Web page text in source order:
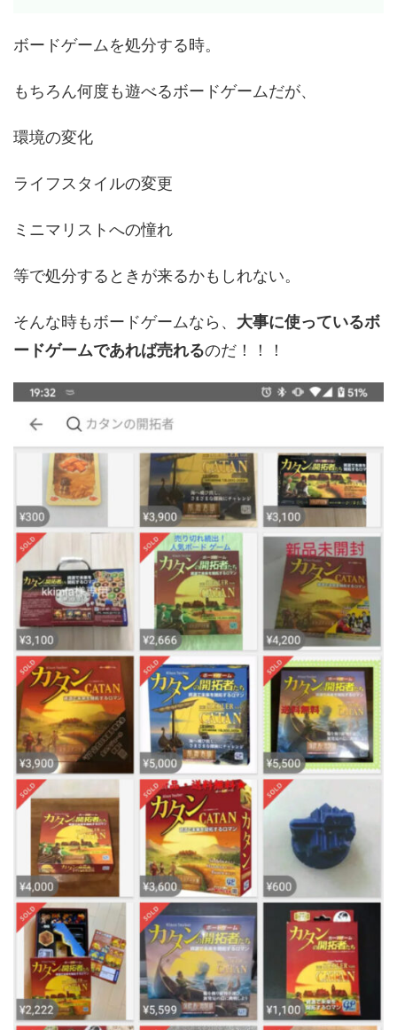
ボードゲームを処分する時。
もちろん何度も遊べるボードゲームだが、
環境の変化
ライフスタイルの変更
ミニマリストへの憧れ
等で処分するときが来るかもしれない。
そんな時もボードゲームなら、 大事に使っているボ
ードゲームであれば売れるのだ！！！